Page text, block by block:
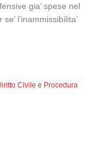
gia’ spese nel
l’inammissibilita’
Civile e Procedura